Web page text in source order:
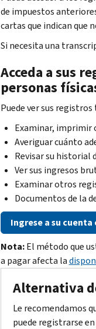
de impuestos
cartas que indican que
Si necesita una
Acceda a sus
personas
Puede ver sus
Examinar, imprimir
Averiguar cuánto
Revisar su historial
Ver sus ingresos
Examinar otros
Documentos de la
Ingrese a su
Nota:El método que
a pagar afecta la
Alternativa
Le recomendamos
puede registrarse